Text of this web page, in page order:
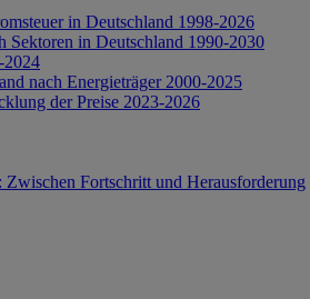
in Deutschland 1998-2026
Sektoren in Deutschland 1990-2030
2024
nach Energieträger 2000-2025
der Preise 2023-2026
Fortschritt und Herausforderung